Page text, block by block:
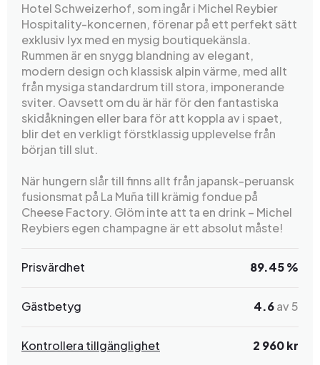
Hotel Schweizerhof, som ingår i Michel Reybier
Hospitality-koncernen, förenar på ett perfekt sätt
exklusiv lyx med en mysig boutiquekänsla.
Rummen är en snygg blandning av elegant,
modern design och klassisk alpin värme, med allt
från mysiga standardrum till stora, imponerande
sviter. Oavsett om du är här för den fantastiska
skidåkningen eller bara för att koppla av i spaet,
blir det en verkligt förstklassig upplevelse från
början till slut.
När hungern slår till finns allt från japansk-peruansk
fusionsmat på La Muña till krämig fondue på
Cheese Factory. Glöm inte att ta en drink – Michel
Reybiers egen champagne är ett absolut måste!
Prisvärdhet 89.45 %
Gästbetyg 4.6av 5
Kontrollera tillgänglighet 2 960 kr